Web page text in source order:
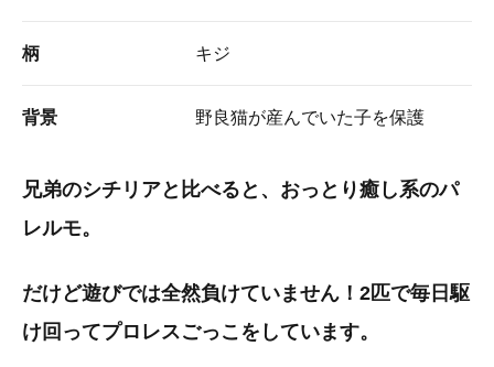
柄 キジ
背景 野良猫が産んでいた子を保護
兄弟のシチリアと比べると、おっとり癒し系のパ
レルモ。
だけど遊びでは全然負けていません！2匹で毎日駆
け回ってプロレスごっこをしています。